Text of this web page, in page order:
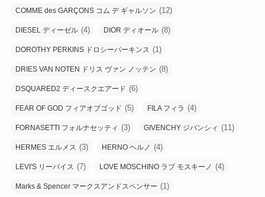
COMME des GARÇONS コム デ ギャルソン (12)
DIESEL ディーゼル (4) DIOR ディオール (8)
DOROTHY PERKINS ドロシーパーキンス (1)
DRIES VAN NOTEN ドリス ヴァン ノッテン (8)
DSQUARED2 ディースクエアード (6)
FEAR OF GOD フィアオブゴッド (5) FILA フィラ (4)
FORNASETTI フォルナセッティ (3) GIVENCHY ジバンシィ (11)
HERMES エルメス (3) HERNO ヘルノ (4)
LEVI'S リーバイス (7) LOVE MOSCHINO ラブ モスキーノ (4)
Marks & Spencer マークスアンドスペンサー (1)